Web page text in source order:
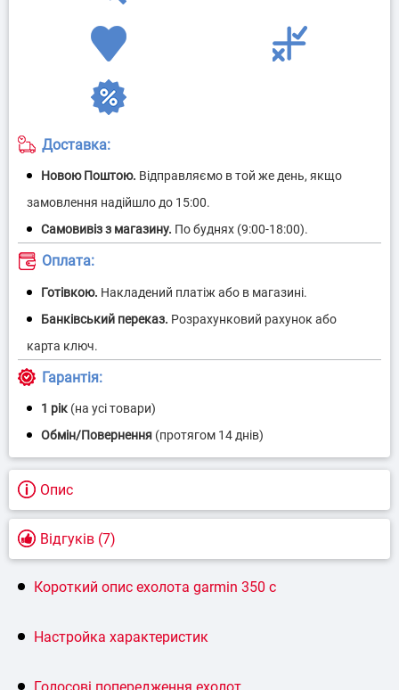
Доставка:
Оплата:
Гарантія:
1 рік (на усі товари)
Опис
Відгуків (7)
Короткий опис ехолота garmin 350 c
Настройка характеристик